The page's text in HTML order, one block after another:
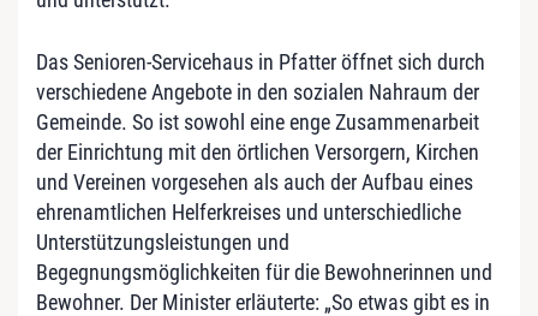
Das Senioren-Servicehaus in Pfatter öffnet sich durch
verschiedene Angebote in den sozialen Nahraum der
Gemeinde. So ist sowohl eine enge Zusammenarbeit
der Einrichtung mit den örtlichen Versorgern, Kirchen
und Vereinen vorgesehen als auch der Aufbau eines
ehrenamtlichen Helferkreises und unterschiedliche
Unterstützungsleistungen und
Begegnungsmöglichkeiten für die Bewohnerinnen und
Bewohner. Der Minister erläuterte: „So etwas gibt es in